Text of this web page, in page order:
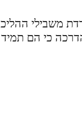
משבילי
כי הם תמיד